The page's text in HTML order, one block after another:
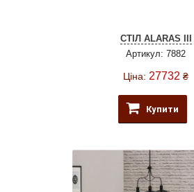
СТІЛ ALARAS III
Артикул: 7882
Ціна: 27732 ₴
Купити